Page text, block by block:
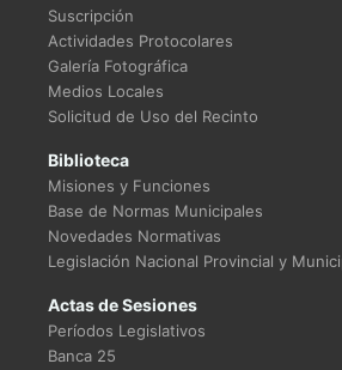
Suscripción
Actividades Protocolares
Galería Fotográfica
Medios Locales
Solicitud de Uso del Recinto
Biblioteca
Misiones y Funciones
Base de Normas Municipales
Novedades Normativas
Legislación Nacional Provincial y
Actas de Sesiones
Períodos Legislativos
Banca 25